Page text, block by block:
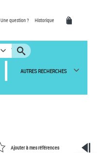
Une question ? Historique
AUTRES RECHERCHES
Ajouter à mes références